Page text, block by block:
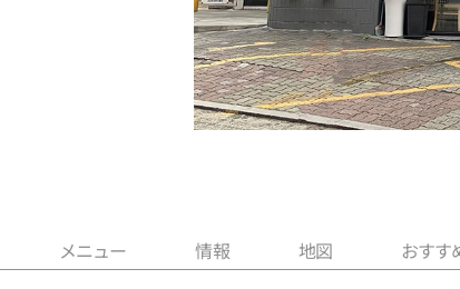
メニュー 情報 地図 おすす